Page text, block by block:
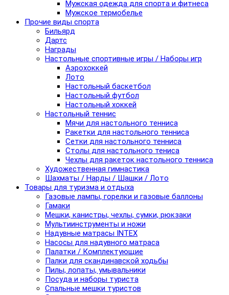
Мужская одежда для спорта и фитнеса
Мужское термобелье
Прочие виды спорта
Бильярд
Дартс
Награды
Настольные спортивные игры / Наборы игр
Аэрохоккей
Лото
Настольный баскетбол
Настольный футбол
Настольный хоккей
Настольный теннис
Мячи для настольного тенниса
Ракетки для настольного тенниса
Сетки для настольного тенниса
Столы для настольного тениса
Чехлы для ракеток настольного тенниса
Художественная гимнастика
Шахматы / Нарды / Шашки / Лото
Товары для туризма и отдыха
Газовые лампы, горелки и газовые баллоны
Гамаки
Мешки, канистры, чехлы, сумки, рюкзаки
Мультиинструменты и ножи
Надувные матрасы INTEX
Насосы для надувного матраса
Палатки / Комплектующие
Палки для скандинавской ходьбы
Пилы, лопаты, умывальники
Посуда и наборы туриста
Спальные мешки туристов